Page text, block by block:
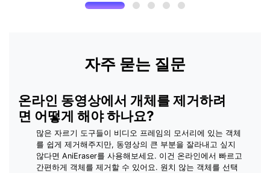
자주 묻는 질문
온라인 동영상에서 개체를 제거하려
면 어떻게 해야 하나요?
많은 자르기 도구들이 비디오 프레임의 모서리에 있는 객체
를 쉽게 제거해주지만, 동영상의 큰 부분을 잘라내고 싶지
않다면 AniEraser를 사용해보세요. 이건 온라인에서 빠르고
간편하게 객체를 제거할 수 있어요. 원치 않는 객체를 선택